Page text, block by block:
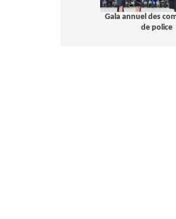
Gala annuel des
de police